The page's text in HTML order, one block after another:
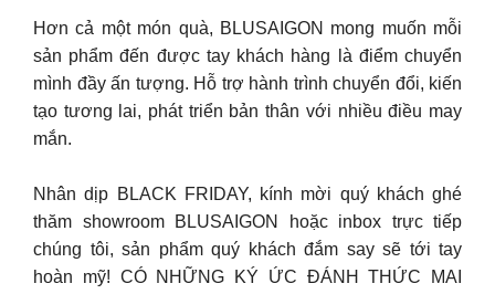
Hơn cả một món quà, BLUSAIGON mong muốn mỗi
sản phẩm đến được tay khách hàng là điểm chuyển
mình đầy ấn tượng. Hỗ trợ hành trình chuyển đổi, kiến
tạo tương lai, phát triển bản thân với nhiều điều may
mắn.
Nhân dịp BLACK FRIDAY, kính mời quý khách ghé
thăm showroom BLUSAIGON hoặc inbox trực tiếp
chúng tôi, sản phẩm quý khách đắm say sẽ tới tay
hoàn mỹ! CÓ NHỮNG KÝ ỨC ĐÁNH THỨC MAI